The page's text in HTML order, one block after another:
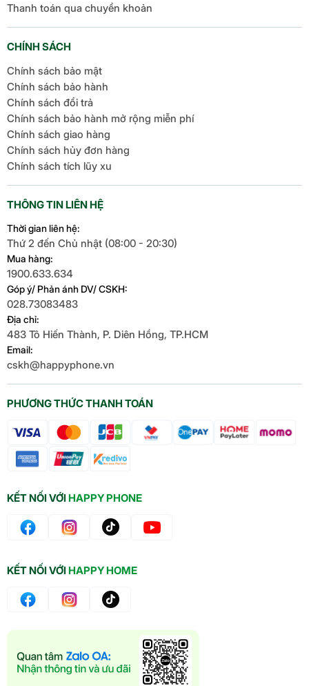
Thanh toán qua chuyển khoản
PHƯƠNG THỨC THANH TOÁN
KẾT NỐI VỚIHAPPY PHONE
CHÍNH SÁCH
Chính sách bảo mật
Chính sách bảo hành
Chính sách đổi trả
Chính sách bảo hành mở rộng miễn phí
Chính sách giao hàng
Chính sách hủy đơn hàng
Chính sách tích lũy xu
THÔNG TIN LIÊN HỆ
Thời gian liên hệ:
Thứ 2 đến Chủ nhật (08:00 - 20:30)
Mua hàng:
1900.633.634
Góp ý/ Phản ánh DV/ CSKH:
028.73083483
Địa chỉ:
483 Tô Hiến Thành, P. Diên Hồng, TP.HCM
Email:
cskh@happyphone.vn
KẾT NỐI VỚIHAPPY HOME